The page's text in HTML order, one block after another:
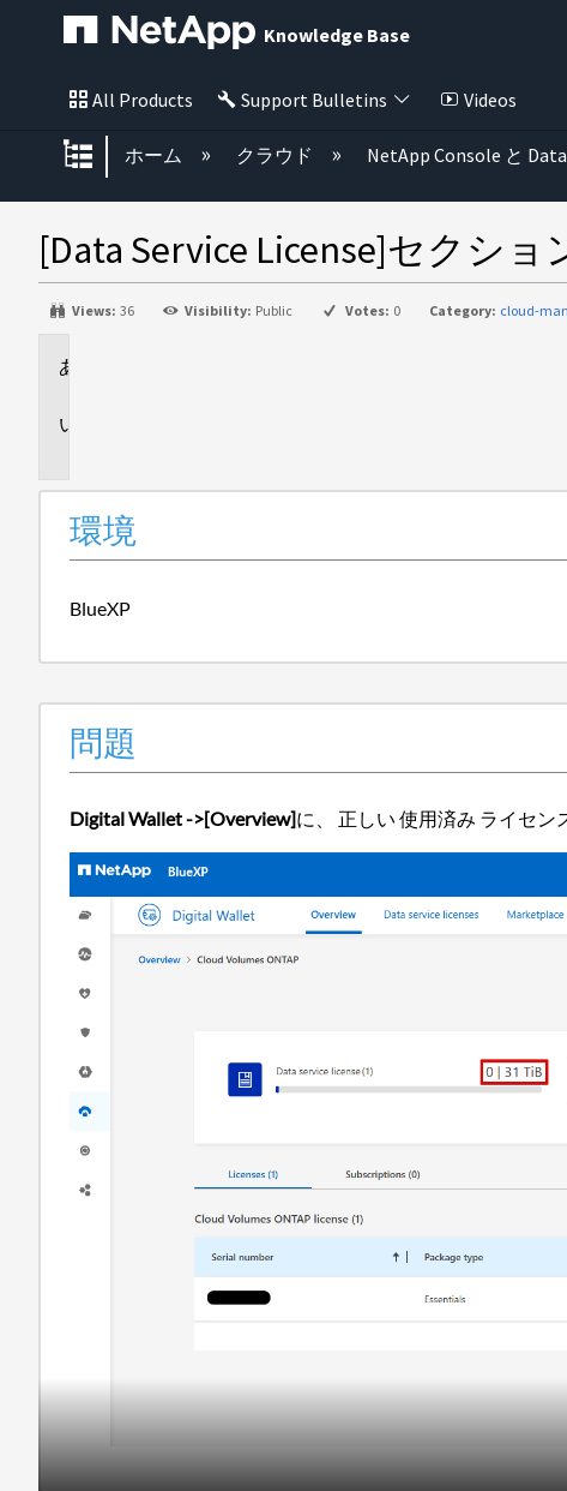
Knowledge Base
All Products Support Bulletins Videos
グローバル階層を展開/折りたたむ
ホーム クラウド NetApp Console と
[Data Service License]セクシ
Views: 36 Visibility: Public Votes: 0 Category: cloud-
環境
BlueXP
問題
Digital Wallet ->[Overview]に、 正しい 使用済み ライセン